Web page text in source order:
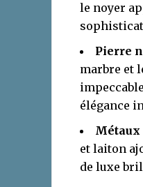
le noyer
Pierre
marbre et
élégance
et laiton
de luxe